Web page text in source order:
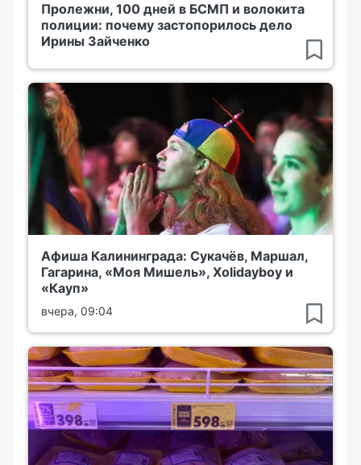
Пролежни, 100 дней в БСМП и волокита
полиции: почему застопорилось дело
Ирины Зайченко
Афиша Калининграда: Сукачёв, Маршал,
Гагарина, «Моя Мишель», Xolidayboy и
«Кауп»
вчера, 09:04